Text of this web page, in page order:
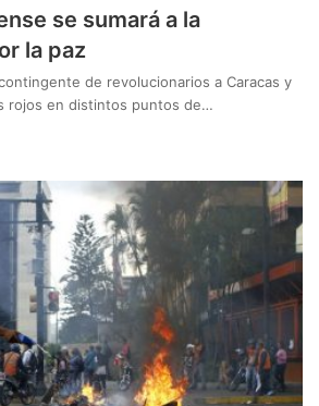
se sumará a la
la paz
de revolucionarios a Caracas y
rojos en distintos puntos de…